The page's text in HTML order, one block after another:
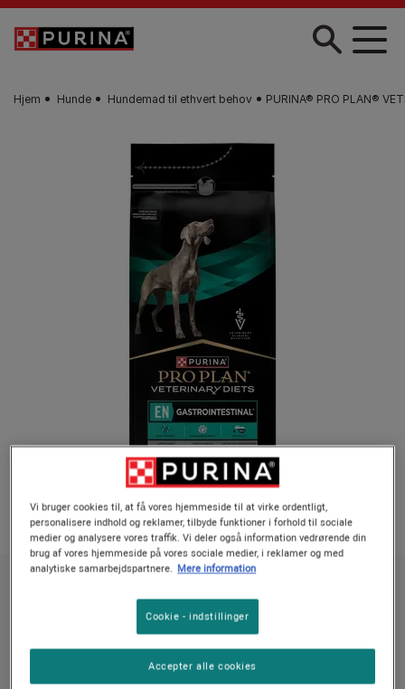
Gå til hovedindhold
Hjem Hunde Hundemad til ethvert behov PURINA® PRO PLAN®
PURINA® PRO PLAN® VETERINARY DIETS
EN Gastrointestinal®
Ingen stemmer endnu
Vi bruger cookies til, at få vores hjemmeside til at virke ordentligt,
personalisere indhold og reklamer, tilbyde funktioner i forhold til sociale
medier og analysere vores traffik. Vi deler også information vedrørende din
brug af vores hjemmeside på vores sociale medier, i reklamer og med
analytiske samarbejdspartnere. Mere information
Cookie - indstillinger
Accepter alle cookies